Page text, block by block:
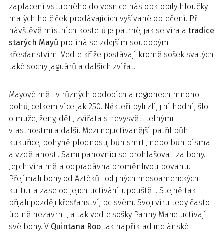
zaplacení vstupného do vesnice nás obklopily hloučky
malých holčiček prodávajících vyšívané oblečení. Při
návštěvě místních kostelů je patrné, jak se víra a tradice
starých Mayů prolíná se zdejším soudobým
křesťanstvím. Vedle kříže postávají kromě sošek svatých
také sochy jaguárů a dalších zvířat.
Mayové měli v různých obdobích a regionech mnoho
bohů, celkem více jak 250. Někteří byli zlí, jiní hodní, šlo
o muže, ženy, děti, zvířata s nevysvětlitelnými
vlastnostmi a další. Mezi nejuctívanější patřil bůh
kukuřice, bohyně plodnosti, bůh smrti, nebo bůh písma
a vzdělanosti. Sami panovníci se prohlašovali za bohy.
Jejich víra měla odpradávna proměnlivou povahu.
Přejímali bohy od Aztéků i od jiných mesoamerických
kultur a zase od jejich uctívání upouštěli. Stejně tak
přijali později křesťanství, po svém. Svoji víru tedy často
úplně nezavrhli, a tak vedle sošky Panny Marie uctívají i
své bohy. V Quintana Roo tak například indiánské